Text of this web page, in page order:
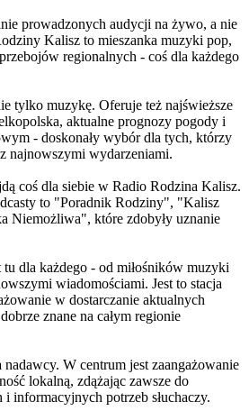
prowadzonych audycji na żywo, a nie
Kalisz to mieszanka muzyki pop,
regionalnych - coś dla każdego
tylko muzykę. Oferuje też najświeższe
aktualne prognozy pogody i
- doskonały wybór dla tych, którzy
najnowszymi wydarzeniami.
coś dla siebie w Radio Rodzina Kalisz.
to "Poradnik Rodziny", "Kalisz
Niemożliwa", które zdobyły uznanie
dla każdego - od miłośników muzyki
wiadomościami. Jest to stacja
w dostarczanie aktualnych
znane na całym regionie
W centrum jest zaangażowanie
lokalną, zdążając zawsze do
informacyjnych potrzeb słuchaczy.